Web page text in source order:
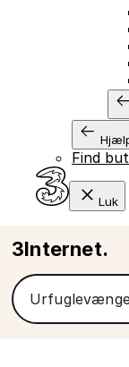
Find
Luk
3Internet.